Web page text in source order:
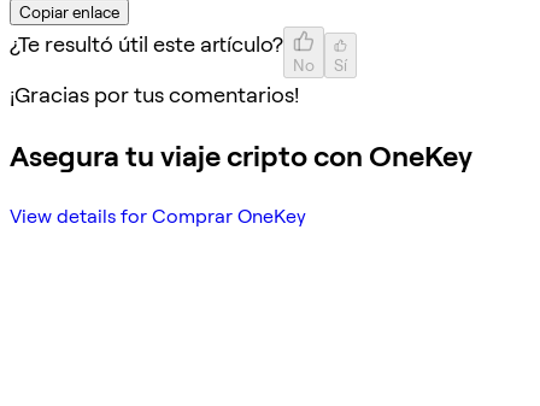
Copiar enlace
¿Te resultó útil este artículo?
No Sí
¡Gracias por tus comentarios!
Asegura tu viaje cripto con OneKey
View details for Comprar OneKey